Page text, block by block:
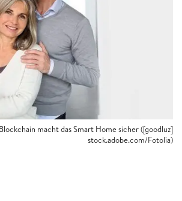
Blockchain macht das Smart Home sicher ([goodluz]
stock.adobe.com/Fotolia)